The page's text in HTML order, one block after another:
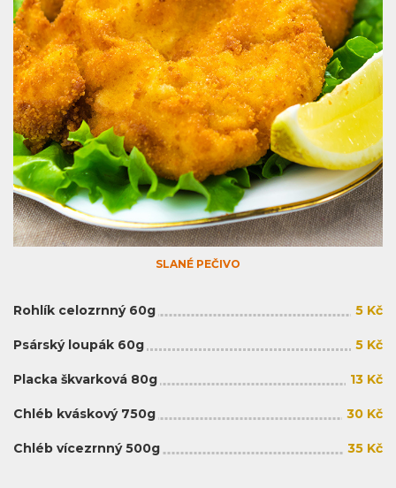
SLANÉ PEČIVO
Rohlík celozrnný 60g 5 Kč
Psárský loupák 60g 5 Kč
Placka škvarková 80g 13 Kč
Chléb kváskový 750g 30 Kč
Chléb vícezrnný 500g 35 Kč